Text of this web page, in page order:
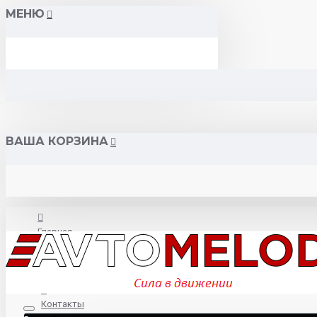
МЕНЮ
ВАША КОРЗИНА
Главная
О нас
Контакты